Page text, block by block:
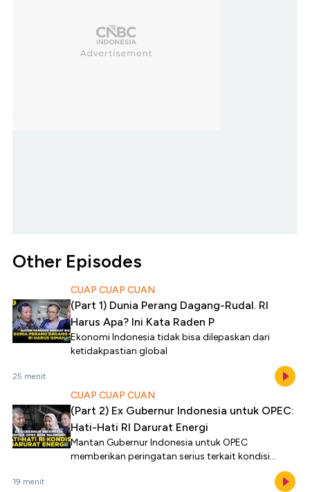
Other Episodes
CUAP CUAP CUAN
(Part 1) Dunia Perang Dagang-Rudal. RI
Harus Apa? Ini Kata Raden P
Ekonomi Indonesia tidak bisa dilepaskan dari
ketidakpastian global
25 menit
CUAP CUAP CUAN
(Part 2) Ex Gubernur Indonesia untuk OPEC:
Hati-Hati RI Darurat Energi
Mantan Gubernur Indonesia untuk OPEC
memberikan peringatan serius terkait kondisi
19 menit